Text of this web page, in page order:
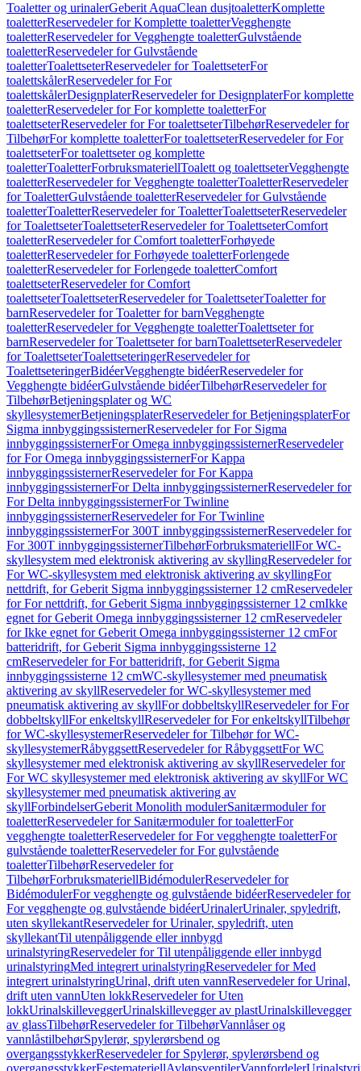
Toaletter og urinalerGeberit AquaClean dusjtoaletterKomplette
toaletterReservedeler for Komplette toaletterVegghengte
toaletterReservedeler for Vegghengte toaletterGulvstående
toaletterReservedeler for Gulvstående
toaletterToalettseterReservedeler for ToalettseterFor
toalettskålerReservedeler for For
toalettskålerDesignplaterReservedeler for DesignplaterFor komplette
toaletterReservedeler for For komplette toaletterFor
toalettseterReservedeler for For toalettseterTilbehørReservedeler for
TilbehørFor komplette toaletterFor toalettseterReservedeler for For
toalettseterFor toalettseter og komplette
toaletterToaletterForbruksmateriellToalett og toalettseterVegghengte
toaletterReservedeler for Vegghengte toaletterToaletterReservedeler
for ToaletterGulvstående toaletterReservedeler for Gulvstående
toaletterToaletterReservedeler for ToaletterToalettseterReservedeler
for ToalettseterToalettseterReservedeler for ToalettseterComfort
toaletterReservedeler for Comfort toaletterForhøyede
toaletterReservedeler for Forhøyede toaletterForlengede
toaletterReservedeler for Forlengede toaletterComfort
toalettseterReservedeler for Comfort
toalettseterToalettseterReservedeler for ToalettseterToaletter for
barnReservedeler for Toaletter for barnVegghengte
toaletterReservedeler for Vegghengte toaletterToalettseter for
barnReservedeler for Toalettseter for barnToalettseterReservedeler
for ToalettseterToalettseteringerReservedeler for
ToalettseteringerBidéerVegghengte bidéerReservedeler for
Vegghengte bidéerGulvstående bidéerTilbehørReservedeler for
TilbehørBetjeningsplater og WC
skyllesystemerBetjeningsplaterReservedeler for BetjeningsplaterFor
Sigma innbyggingssisternerReservedeler for For Sigma
innbyggingssisternerFor Omega innbyggingssisternerReservedeler
for For Omega innbyggingssisternerFor Kappa
innbyggingssisternerReservedeler for For Kappa
innbyggingssisternerFor Delta innbyggingssisternerReservedeler for
For Delta innbyggingssisternerFor Twinline
innbyggingssisternerReservedeler for For Twinline
innbyggingssisternerFor 300T innbyggingssisternerReservedeler for
For 300T innbyggingssisternerTilbehørForbruksmateriellFor WC-
skyllesystem med elektronisk aktivering av skyllingReservedeler for
For WC-skyllesystem med elektronisk aktivering av skyllingFor
nettdrift, for Geberit Sigma innbyggingssisterner 12 cmReservedeler
for For nettdrift, for Geberit Sigma innbyggingssisterner 12 cmIkke
egnet for Geberit Omega innbyggingssisterner 12 cmReservedeler
for Ikke egnet for Geberit Omega innbyggingssisterner 12 cmFor
batteridrift, for Geberit Sigma innbyggingssisterne 12
cmReservedeler for For batteridrift, for Geberit Sigma
innbyggingssisterne 12 cmWC-skyllesystemer med pneumatisk
aktivering av skyllReservedeler for WC-skyllesystemer med
pneumatisk aktivering av skyllFor dobbeltskyllReservedeler for For
dobbeltskyllFor enkeltskyllReservedeler for For enkeltskyllTilbehør
for WC-skyllesystemerReservedeler for Tilbehør for WC-
skyllesystemerRåbyggsettReservedeler for RåbyggsettFor WC
skyllesystemer med elektronisk aktivering av skyllReservedeler for
For WC skyllesystemer med elektronisk aktivering av skyllFor WC
skyllesystemer med pneumatisk aktivering av
skyllForbindelserGeberit Monolith modulerSanitærmoduler for
toaletterReservedeler for Sanitærmoduler for toaletterFor
vegghengte toaletterReservedeler for For vegghengte toaletterFor
gulvstående toaletterReservedeler for For gulvstående
toaletterTilbehørReservedeler for
TilbehørForbruksmateriellBidémodulerReservedeler for
BidémodulerFor vegghengte og gulvstående bidéerReservedeler for
For vegghengte og gulvstående bidéerUrinalerUrinaler, spyledrift,
uten skyllekantReservedeler for Urinaler, spyledrift, uten
skyllekantTil utenpåliggende eller innbygd
urinalstyringReservedeler for Til utenpåliggende eller innbygd
urinalstyringMed integrert urinalstyringReservedeler for Med
integrert urinalstyringUrinal, drift uten vannReservedeler for Urinal,
drift uten vannUten lokkReservedeler for Uten
lokkUrinalskilleveggerUrinalskillevegger av plastUrinalskillevegger
av glassTilbehørReservedeler for TilbehørVannlåser og
vannlåstilbehørSpylerør, spylerørsbend og
overgangsstykkerReservedeler for Spylerør, spylerørsbend og
overgangsstykkerFestemateriellAvløpsventilerVannfordeler